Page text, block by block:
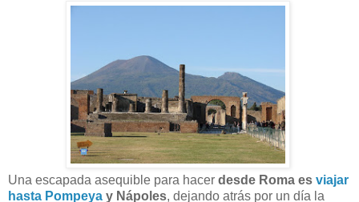
Una escapada asequible para hacer desde Roma es viajar
hasta Pompeya y Nápoles, dejando atrás por un día la